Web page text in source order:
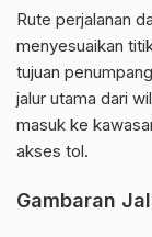
Rute perjalanan
menyesuaikan
tujuan
jalur utama dari
masuk ke
akses tol.
Gambaran